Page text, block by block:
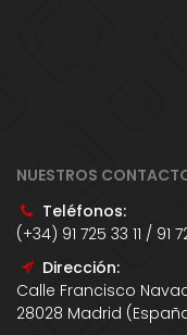
NUESTROS
Teléfonos:
(+34) 91 725 33 11 / 91
Dirección:
Calle Francisco
28028 Madrid